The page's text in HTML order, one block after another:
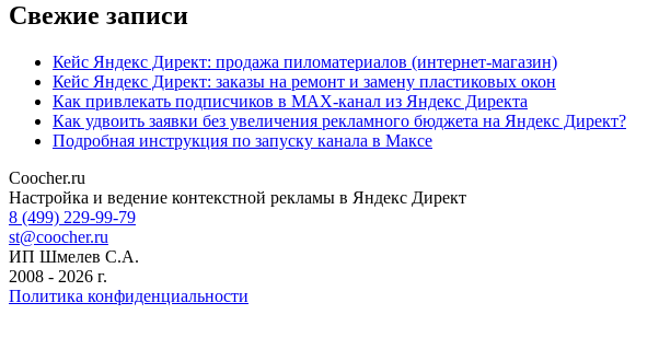
Свежие записи
Кейс Яндекс Директ: продажа пиломатериалов (интернет-магазин)
Кейс Яндекс Директ: заказы на ремонт и замену пластиковых окон
Как привлекать подписчиков в MAX-канал из Яндекс Директа
Как удвоить заявки без увеличения рекламного бюджета на Яндекс Директ?
Подробная инструкция по запуску канала в Максе
Amphibious Theme by
Coocher.ru
Настройка и ведение контекстной рекламы в Яндекс Директ
8 (499) 229-99-79
st@coocher.ru
ИП Шмелев С.А.
2008 - 2026 г.
Политика конфиденциальности